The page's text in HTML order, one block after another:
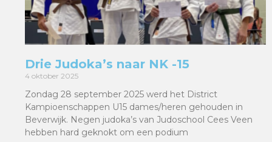
Drie Judoka’s naar NK -15
4 oktober 2025
Zondag 28 september 2025 werd het District
Kampioenschappen U15 dames/heren gehouden in
Beverwijk. Negen judoka’s van Judoschool Cees Veen
hebben hard geknokt om een podium